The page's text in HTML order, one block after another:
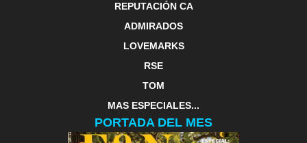
REPUTACIÓN CA
ADMIRADOS
LOVEMARKS
RSE
TOM
MAS ESPECIALES...
PORTADA DEL MES